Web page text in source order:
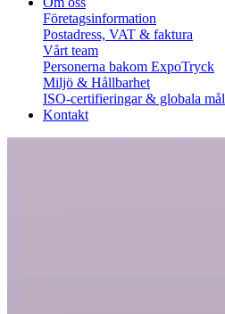
Företagsinformation
Postadress, VAT & faktura
Vårt team
Personerna bakom ExpoTryck
Miljö & Hållbarhet
ISO-certifieringar & globala mål
Kontakt